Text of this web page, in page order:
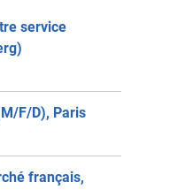
service
F/D), Paris
français,